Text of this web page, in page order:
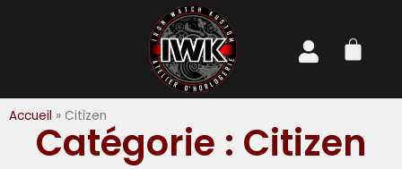
Accueil » Citizen
Catégorie : Citizen